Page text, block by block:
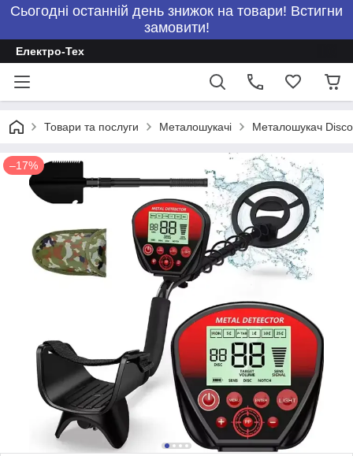
Сьогодні останній день знижок на товари! Встигни
замовити!
Електро-Тех
Товари та послуги Металошукачі Металошукач
–17%